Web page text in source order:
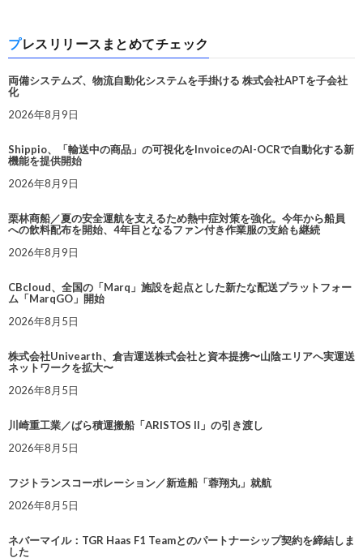
プレスリリースまとめてチェック
両備システムズ、物流自動化システムを手掛ける 株式会社APTを子会社
化
2026年8月9日
Shippio、「輸送中の商品」の可視化をInvoiceのAI-OCRで自動化する新
機能を提供開始
2026年8月9日
栗林商船／夏の安全運航を支えるため熱中症対策を強化。今年から船員
への飲料配布を開始、4年目となるファン付き作業服の支給も継続
2026年8月9日
CBcloud、全国の「Marq」施設を起点とした新たな配送プラットフォー
ム「MarqGO」開始
2026年8月5日
株式会社Univearth、倉吉運送株式会社と資本提携〜山陰エリアへ実運送
ネットワークを拡大〜
2026年8月5日
川崎重工業／ばら積運搬船「ARISTOS II」の引き渡し
2026年8月5日
フジトランスコーポレーション／新造船「蓉翔丸」就航
2026年8月5日
ネバーマイル：TGR Haas F1 Teamとのパートナーシップ契約を締結しま
した